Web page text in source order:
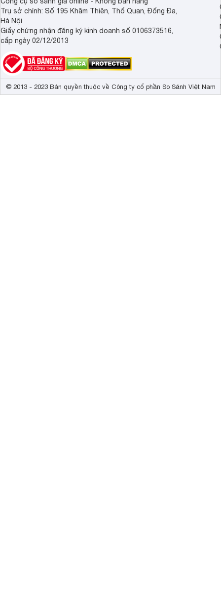
Trụ sở chính: Số 195 Khâm Thiên, Thổ Quan, Đống Đa,
Hà Nội
Giấy chứng nhận đăng ký kinh doanh số 0106373516,
cấp ngày 02/12/2013
© 2013 - 2023 Bản quyền thuộc về Công ty cổ phần So Sánh Việt Nam